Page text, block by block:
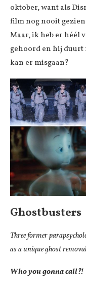
oktober, want als
film nog nooit
Maar, ik heb er héél
gehoord en hij duurt
kan er misgaan?
Ghostbusters
Three former
as a unique ghost
Who you gonna call?!